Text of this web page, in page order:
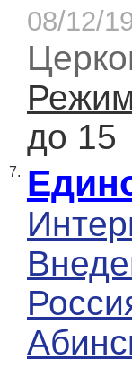
08/12/
до 15
7.